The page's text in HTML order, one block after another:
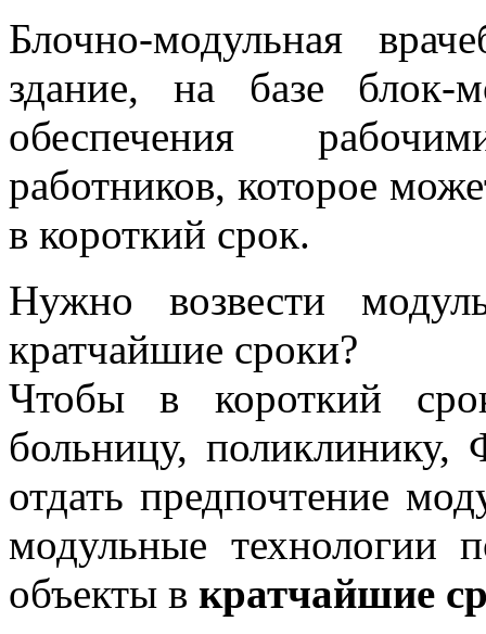
Блочно-модульная
здание, на базе блок-
обеспечения
работников, которое
в короткий срок.
Нужно возвести
кратчайшие сроки?
Чтобы в короткий
больницу,
отдать предпочтение
модульные технологии
объекты в кратчайшие